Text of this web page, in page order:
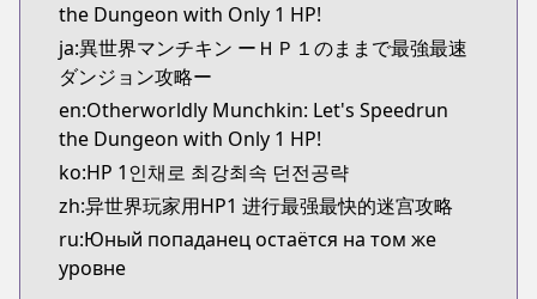
the Dungeon with Only 1 HP!
ja:異世界マンチキン ーＨＰ１のままで最強最速
ダンジョン攻略ー
en:Otherworldly Munchkin: Let's Speedrun
the Dungeon with Only 1 HP!
ko:HP 1인채로 최강최속 던전공략
zh:异世界玩家用HP1 进行最强最快的迷宫攻略
ru:Юный попаданец остаётся на том же
уровне